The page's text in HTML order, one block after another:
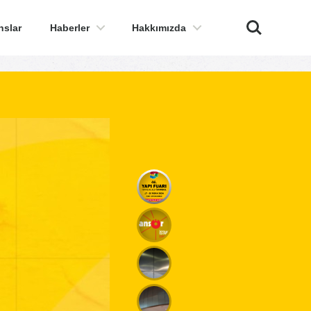
Haberler Hakkımızda
Ara